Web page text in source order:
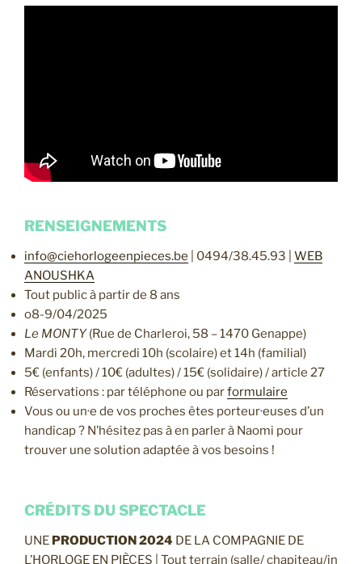
RENSEIGNEMENTS
info@ciehorlogeenpieces.be | 0494/38.45.93 | WEB
ANOUSHKA
Tout public à partir de 8 ans
o8-9/04/2025
Le MONTY(Rue de Charleroi, 58 – 1470 Genappe)
Mardi 20h, mercredi 10h (scolaire) et 14h (familial)
5€ (enfants) / 10€ (adultes) / 15€ (solidaire) / article 27
Réservations : par téléphone ou parformulaire
Vous ou un·e de vos proches êtes porteur·euses d’un
handicap ? N’hésitez pas à en parler à Naomi pour
trouver une solution adaptée à vos besoins !
CRÉDITS DU SPECTACLE
UNE PRODUCTION 2024 DE LA COMPAGNIE DE
L’HORLOGE EN PIÈCES | Tout terrain (salle/ chapiteau/in